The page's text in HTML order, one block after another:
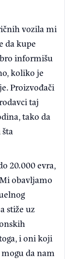
vozila mi
da kupe
informišu
koliko je
Proizvođači
taj
tako da
20.000 evra,
obavljamo
stiže uz
i oni koji
da nam